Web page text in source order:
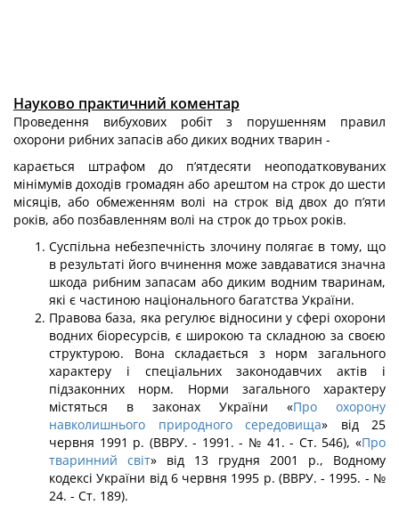
Науково практичний коментар
Проведення вибухових робіт з порушенням правил
охорони рибних запасів або диких водних тварин -
карається штрафом до п’ятдесяти неоподатковуваних
мінімумів доходів гро­мадян або арештом на строк до шести
місяців, або обмеженням волі на строк від двох до п’яти
років, або позбавленням волі на строк до трьох років.
Суспільна небезпечність злочину полягає в тому, що
в результаті його вчинення може завдаватися значна
шкода рибним запасам або диким водним тваринам,
які є частиною національного багатства України.
Правова база, яка регулює відносини у сфері охорони
водних біоресурсів, є ши­рокою та складною за своєю
структурою. Вона складається з норм загального
харак­теру і спеціальних законодавчих актів і
підзаконних норм. Норми загального харак­теру
містяться в законах України «Про охорону
навколишнього природного середовища» від 25
червня 1991 р. (ВВРУ. - 1991. - № 41. - Ст. 546), «Про
тваринний світ» від 13 грудня 2001 р., Водному
кодексі України від 6 червня 1995 р. (ВВРУ. - 1995. - №
24. - Ст. 189).